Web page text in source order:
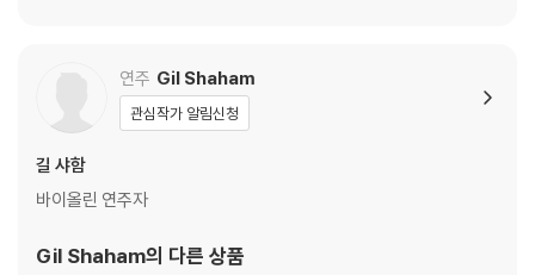
연주 Gil Shaham
관심작가 알림신청
길 샤함
바이올린 연주자
Gil Shaham의 다른 상품